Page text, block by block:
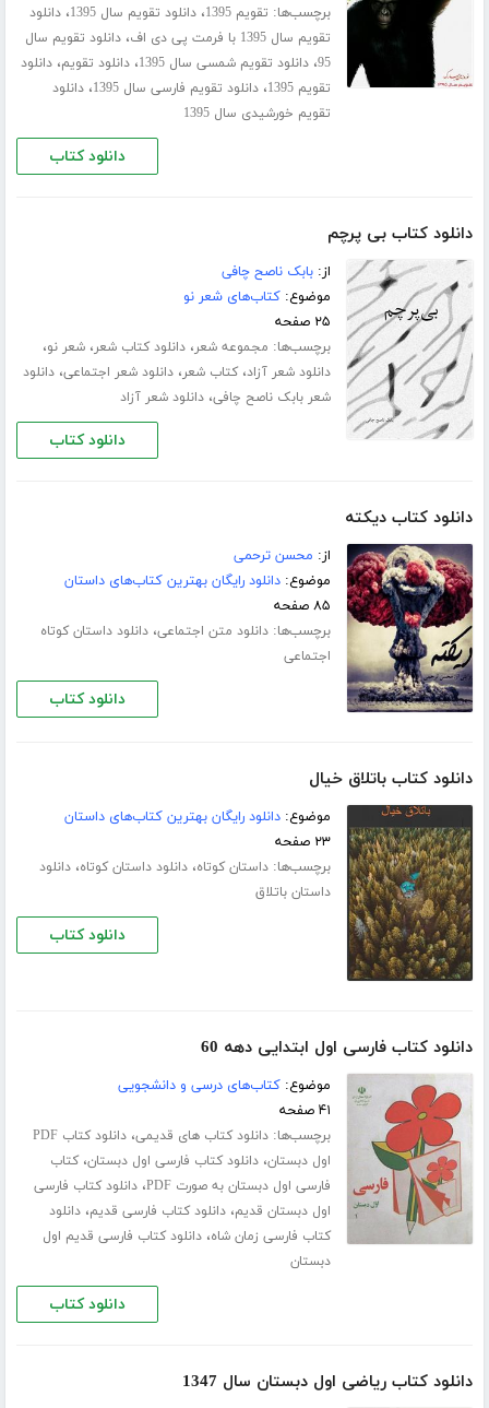
برچسب‌ها: تقویم 1395 ،دانلود تقویم سال 1395 ،دانلود
تقویم سال 1395 با فرمت پی دی اف
،دانلود تقویم سال
95،دانلود تقویم شمسی سال 1395 ،دانلود تقویم،دانلود
تقویم 1395
،دانلود تقویم فارسی سال 1395 ،دانلود
تقویم خورشیدی سال 1395
دانلود کتاب
دانلود کتاب بی پرچم
از:بابک ناصح چافی
موضوع:کتاب‌های شعر نو
۲۵ صفحه
برچسب‌ها: مجموعه شعر،دانلود کتاب شعر،شعر نو،
دانلود شعر آزاد،کتاب شعر،دانلود شعر اجتماعی،دانلود
شعر بابک ناصح چافی،دانلود شعر آزاد
دانلود کتاب
دانلود کتاب دیکته
از: محسن ترحمی
موضوع:دانلود رایگان بهترین کتاب‌های داستان
۸۵ صفحه
برچسب‌ها:دانلود متن اجتماعی،دانلود داستان کوتاه
اجتماعی
دانلود کتاب
دانلود کتاب باتلاق خیال
موضوع:دانلود رایگان بهترین کتاب‌های داستان
۲۳ صفحه
برچسب‌ها:داستان کوتاه،دانلود داستان کوتاه،دانلود
داستان باتلاق
دانلود کتاب
دانلود کتاب فارسی اول ابتدایی دهه 60
موضوع:کتاب‌های درسی و دانشجویی
۴۱ صفحه
برچسب‌ها:دانلود کتاب های قدیمی،
دانلود کتاب PDF
اول دبستان،دانلود کتاب فارسی اول دبستان،کتاب
فارسی اول دبستان به صورت PDF
،دانلود کتاب فارسی
اول دبستان قدیم،دانلود کتاب فارسی قدیم،دانلود
کتاب فارسی زمان شاه،دانلود کتاب فارسی قدیم اول
دبستان
دانلود کتاب
دانلود کتاب ریاضی اول دبستان سال 1347